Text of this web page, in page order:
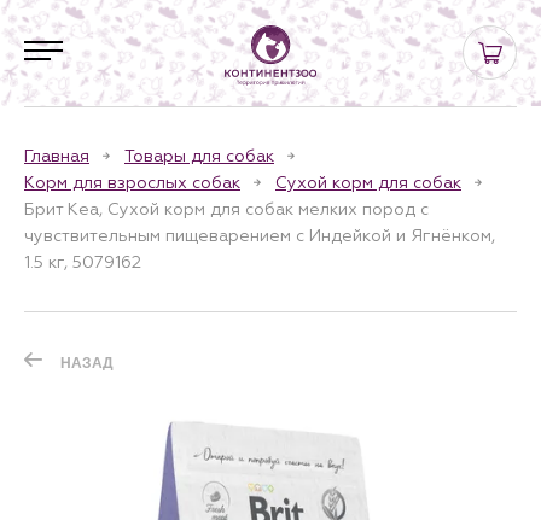
Главная
Товары для собак
Корм для взрослых собак
Сухой корм для собак
Брит Кеа, Сухой корм для собак мелких пород с
чувствительным пищеварением с Индейкой и Ягнёнком,
1.5 кг, 5079162
НАЗАД